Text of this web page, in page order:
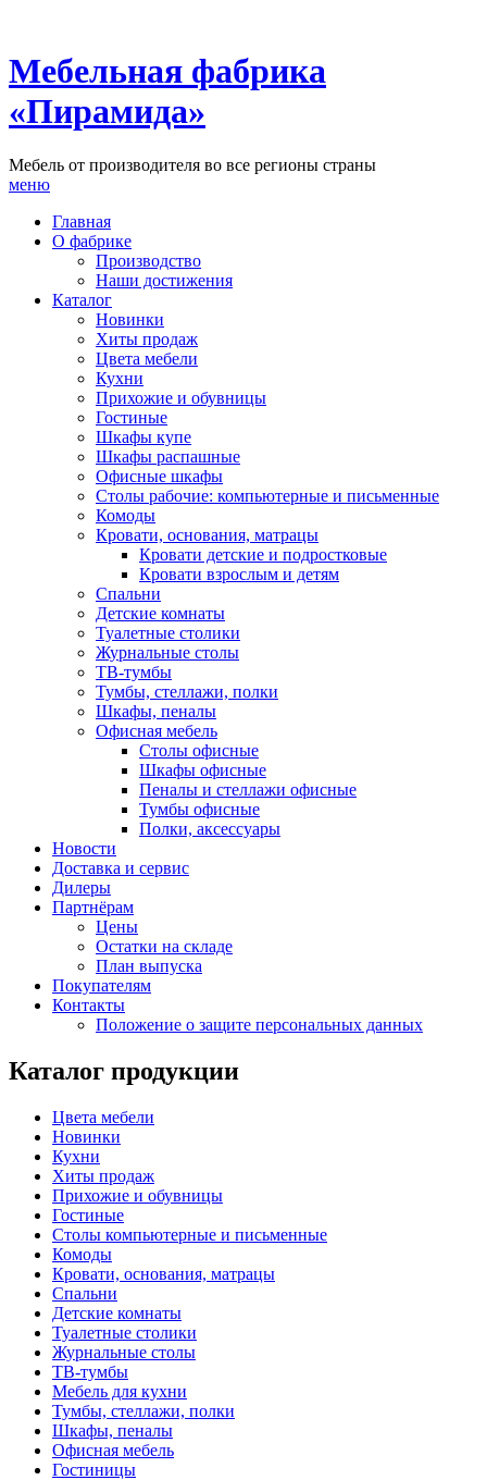
Мебельная фабрика
«Пирамида»
Мебель от производителя во все регионы страны
меню
Главная
О фабрике
Производство
Наши достижения
Каталог
Новинки
Хиты продаж
Цвета мебели
Кухни
Прихожие и обувницы
Гостиные
Шкафы купе
Шкафы распашные
Офисные шкафы
Столы рабочие: компьютерные и письменные
Комоды
Кровати, основания, матрацы
Кровати детские и подростковые
Кровати взрослым и детям
Спальни
Детские комнаты
Туалетные столики
Журнальные столы
ТВ-тумбы
Тумбы, стеллажи, полки
Шкафы, пеналы
Офисная мебель
Столы офисные
Шкафы офисные
Пеналы и стеллажи офисные
Тумбы офисные
Полки, аксессуары
Новости
Доставка и сервис
Дилеры
Партнёрам
Цены
Остатки на складе
План выпуска
Покупателям
Контакты
Положение о защите персональных данных
Каталог продукции
Цвета мебели
Новинки
Кухни
Хиты продаж
Прихожие и обувницы
Гостиные
Столы компьютерные и письменные
Комоды
Кровати, основания, матрацы
Спальни
Детские комнаты
Туалетные столики
Журнальные столы
ТВ-тумбы
Мебель для кухни
Тумбы, стеллажи, полки
Шкафы, пеналы
Офисная мебель
Гостиницы